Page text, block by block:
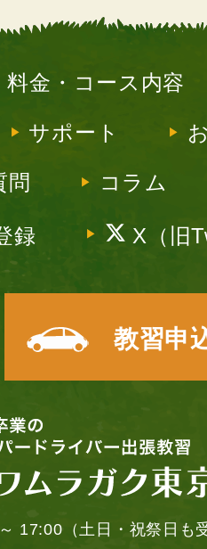
料金・コース内容
サポート
問 コラム
録 X（旧
教習申
17:00（土日・祝祭日も